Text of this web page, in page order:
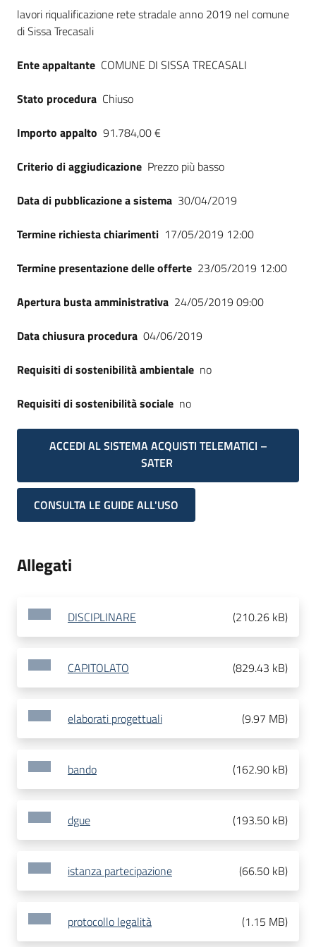
Seguici
su
Dati del bando
lavori riqualificazione rete stradale anno 2019 nel comune
di Sissa Trecasali
Ente appaltante COMUNE DI SISSA TRECASALI
Stato procedura Chiuso
Importo appalto 91.784,00 €
Criterio di aggiudicazione Prezzo più basso
Data di pubblicazione a sistema 30/04/2019
Termine richiesta chiarimenti 17/05/2019 12:00
Termine presentazione delle offerte 23/05/2019 12:00
Apertura busta amministrativa 24/05/2019 09:00
Data chiusura procedura 04/06/2019
Requisiti di sostenibilità ambientale no
Requisiti di sostenibilità sociale no
ACCEDI AL SISTEMA ACQUISTI TELEMATICI –
SATER
CONSULTA LE GUIDE ALL'USO
Allegati
DISCIPLINARE (210.26 kB)
CAPITOLATO (829.43 kB)
elaborati progettuali (9.97 MB)
bando (162.90 kB)
dgue (193.50 kB)
istanza partecipazione (66.50 kB)
protocollo legalità (1.15 MB)